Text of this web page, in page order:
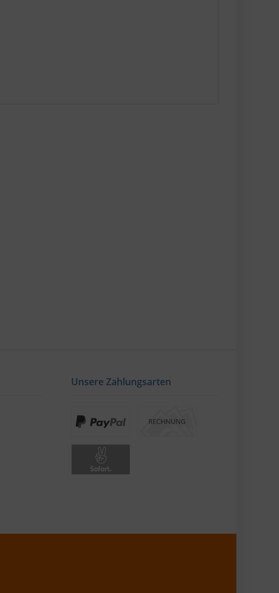
Unsere Zahlungsarten